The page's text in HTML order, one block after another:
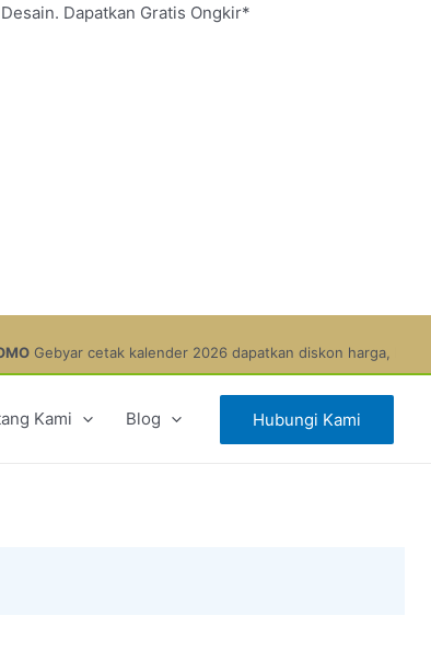
Dapatkan Gratis Ongkir*
cetak kalender 2026 dapatkan diskon harga, hingga 11,9%.
Kami Blog Hubungi Kami